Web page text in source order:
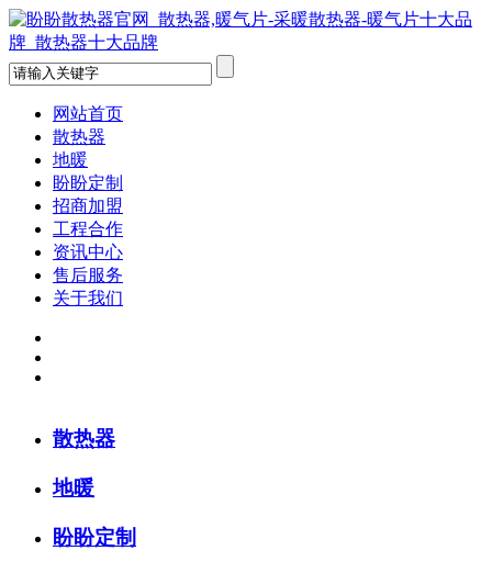
网站首页
散热器
地暖
盼盼定制
招商加盟
工程合作
资讯中心
售后服务
关于我们
散热器
地暖
盼盼定制